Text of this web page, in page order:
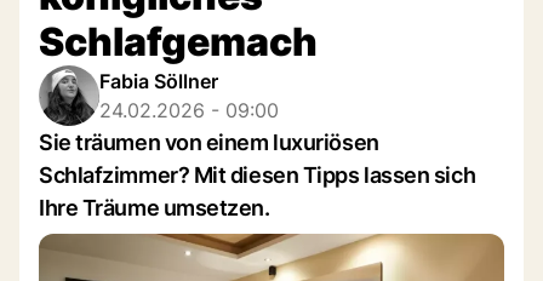
Schlafgemach
Fabia Söllner
24.02.2026 - 09:00
Sie träumen von einem luxuriösen
Schlafzimmer? Mit diesen Tipps lassen sich
Ihre Träume umsetzen.